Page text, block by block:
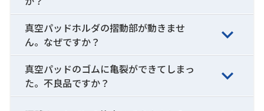
真空パッドホルダの摺動部が動きませ
ん。なぜですか？
真空パッドのゴムに亀裂ができてしまっ
た。不良品ですか？